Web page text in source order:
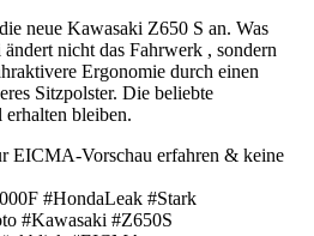
neue Kawasaki Z650 S an. Was
nicht das Fahrwerk , sondern
Ergonomie durch einen
Sitzpolster. Die beliebte
bleiben.
EICMA-Vorschau erfahren & keine
#HondaLeak #Stark
#Kawasaki #Z650S